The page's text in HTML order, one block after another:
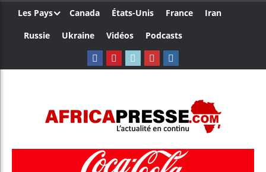
Les Pays Canada États-Unis France
Iran
Russie
Ukraine Vidéos Podcasts